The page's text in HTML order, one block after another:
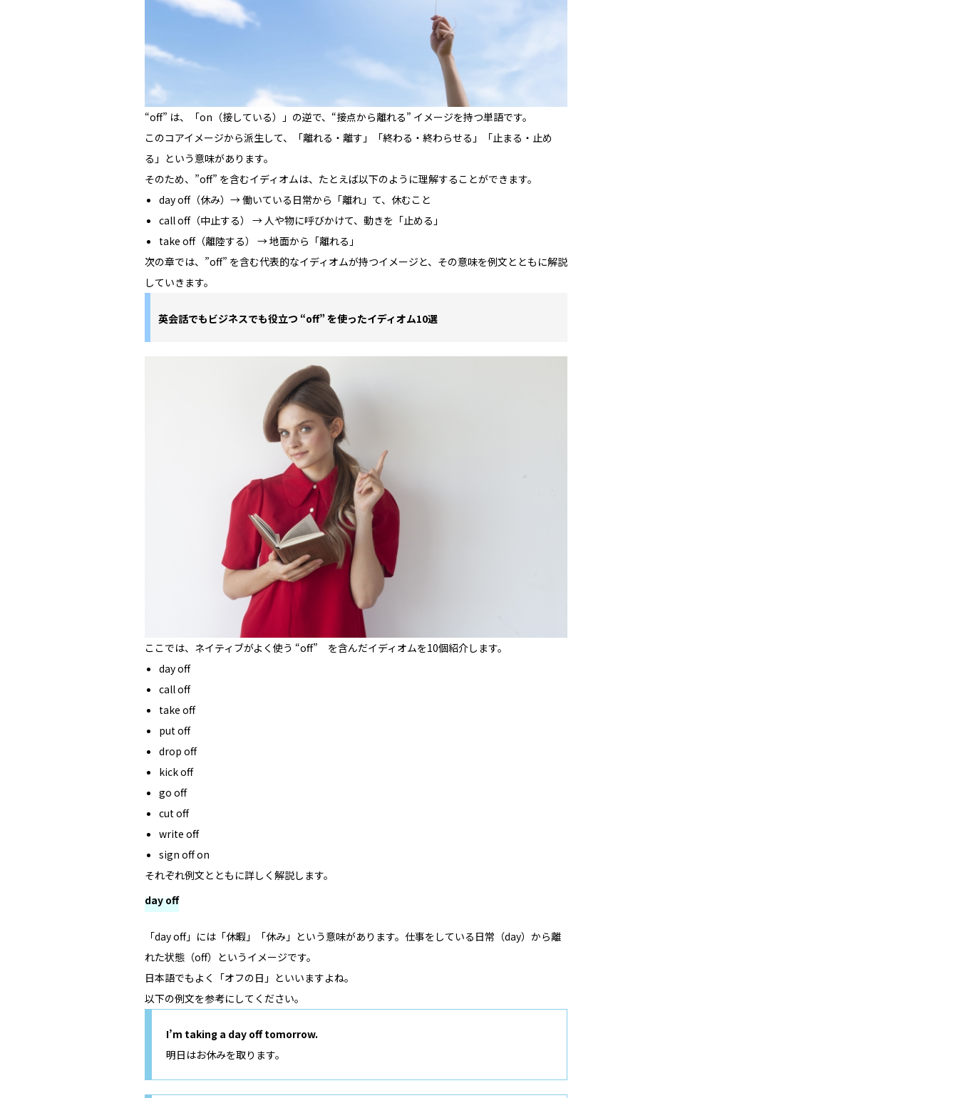
“off” は、「on（接している）」の逆で、“接点から離れる” イメージを持つ単語です。
このコアイメージから派生して、「離れる・離す」「終わる・終わらせる」「止まる・止め
る」という意味があります。
そのため、”off” を含むイディオムは、たとえば以下のように理解することができます。
day off（休み）→ 働いている日常から「離れ」て、休むこと
call off（中止する） → 人や物に呼びかけて、動きを「止める」
take off（離陸する） → 地面から「離れる」
次の章では、”off” を含む代表的なイディオムが持つイメージと、その意味を例文とともに解説
していきます。
英会話でもビジネスでも役立つ “off” を使ったイディオム10選
ここでは、ネイティブがよく使う “off” を含んだイディオムを10個紹介します。
day off
call off
take off
put off
drop off
kick off
go off
cut off
write off
sign off on
それぞれ例文とともに詳しく解説します。
day off
「day off」には「休暇」「休み」という意味があります。仕事をしている日常（day）から離
れた状態（off）というイメージです。
日本語でもよく「オフの日」といいますよね。
以下の例文を参考にしてください。
I’m taking a day off tomorrow.
明日はお休みを取ります。